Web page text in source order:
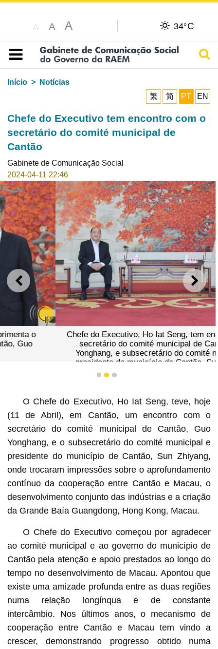
A A A 34°C
Índice
Início
Notícias
繁
简 PT EN
Chefe do Executivo tem encontro com o
secretário do comité municipal de
Cantão
Gabinete de Comunicação Social
2024-04-11 22:46
ANTERIOR
Chefe do Executivo, Ho Iat Seng, tem encontro com o
secretário do comité municipal de Cantão, Guo
Yonghang, e subsecretário do comité municipal e
presidente do município de Cantão, Sun Zhiyang.
1 2 3
O Chefe do Executivo, Ho Iat Seng, teve, hoje
(11 de Abril), em Cantão, um encontro com o
secretário do comité municipal de Cantão, Guo
Yonghang, e o subsecretário do comité municipal e
presidente do município de Cantão, Sun Zhiyang,
onde trocaram impressões sobre o aprofundamento
contínuo da cooperação entre Cantão e Macau, o
desenvolvimento conjunto das indústrias e a criação
da Grande Baía Guangdong, Hong Kong, Macau.
O Chefe do Executivo começou por agradecer
ao comité municipal e ao governo do município de
Cantão pela atenção e apoio prestados ao longo do
tempo no desenvolvimento de Macau. Apontou que
existe uma amizade profunda entre as duas regiões
numa relação longínqua e de constante
intercâmbio. Nos últimos anos, o mecanismo de
cooperação entre Cantão e Macau tem vindo a
crescer, demonstrando progresso obtido numa